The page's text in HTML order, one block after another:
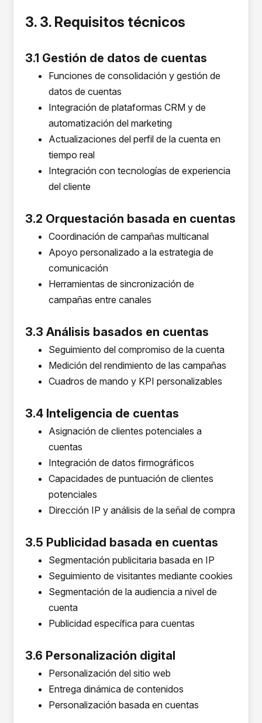
3. 3. Requisitos técnicos
3.1 Gestión de datos de cuentas
Funciones de consolidación y gestión de
datos de cuentas
Integración de plataformas CRM y de
automatización del marketing
Actualizaciones del perfil de la cuenta en
tiempo real
Integración con tecnologías de experiencia
del cliente
3.2 Orquestación basada en cuentas
Coordinación de campañas multicanal
Apoyo personalizado a la estrategia de
comunicación
Herramientas de sincronización de
campañas entre canales
3.3 Análisis basados en cuentas
Seguimiento del compromiso de la cuenta
Medición del rendimiento de las campañas
Cuadros de mando y KPI personalizables
3.4 Inteligencia de cuentas
Asignación de clientes potenciales a
cuentas
Integración de datos firmográficos
Capacidades de puntuación de clientes
potenciales
Dirección IP y análisis de la señal de compra
3.5 Publicidad basada en cuentas
Segmentación publicitaria basada en IP
Seguimiento de visitantes mediante cookies
Segmentación de la audiencia a nivel de
cuenta
Publicidad específica para cuentas
3.6 Personalización digital
Personalización del sitio web
Entrega dinámica de contenidos
Personalización basada en cuentas